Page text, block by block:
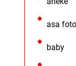
asa
baby